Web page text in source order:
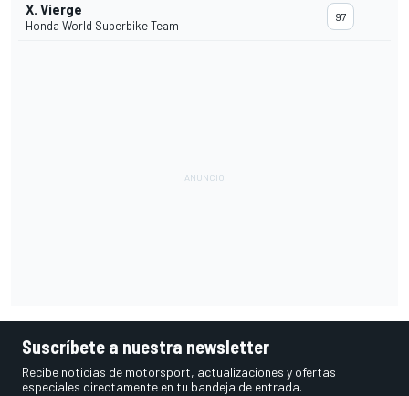
X. Vierge
Honda World Superbike Team
97
Suscríbete a nuestra newsletter
Recibe noticias de motorsport, actualizaciones y ofertas
especiales directamente en tu bandeja de entrada.